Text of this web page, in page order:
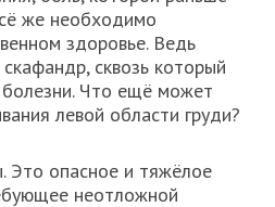
же необходимо
здоровье. Ведь
сквозь который
болезни. Что ещё может
левой области груди?
Это опасное и тяжёлое
неотложной